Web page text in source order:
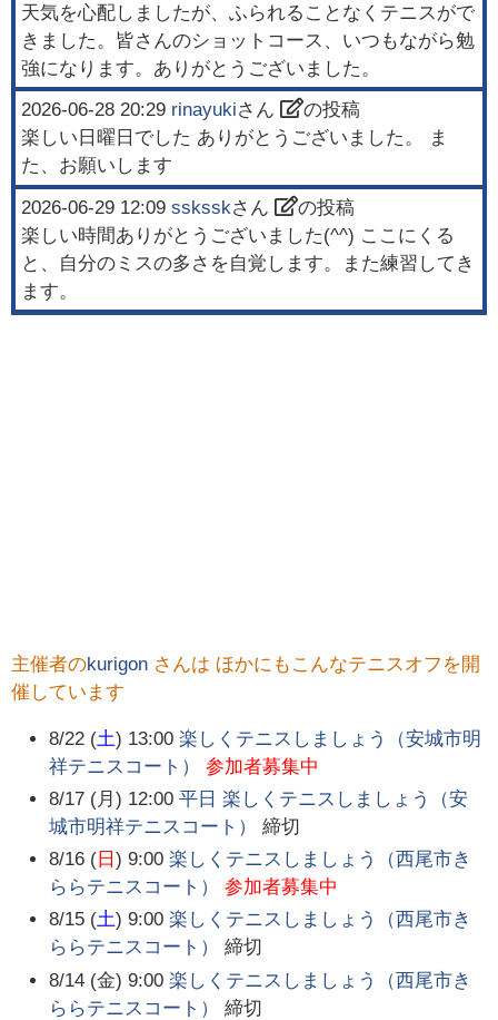
天気を心配しましたが、ふられることなくテニスがで
きました。皆さんのショットコース、いつもながら勉
強になります。ありがとうございました。
2026-06-28 20:29 rinayukiさん
の投稿
楽しい日曜日でした ありがとうございました。 ま
た、お願いします
2026-06-29 12:09 ssksskさん
の投稿
楽しい時間ありがとうございました(^^) ここにくる
と、自分のミスの多さを自覚します。また練習してき
ます。
主催者のkurigon さんは ほかにもこんなテニスオフを開
催しています
8/22 (土) 13:00 楽しくテニスしましょう（安城市明
祥テニスコート）
参加者募集中
8/17 (月) 12:00 平日 楽しくテニスしましょう（安
城市明祥テニスコート）
締切
8/16 ( 日) 9:00 楽しくテニスしましょう（西尾市き
ららテニスコート）
参加者募集中
8/15 (土) 9:00 楽しくテニスしましょう（西尾市き
ららテニスコート）
締切
8/14 (金) 9:00 楽しくテニスしましょう（西尾市き
ららテニスコート）
締切